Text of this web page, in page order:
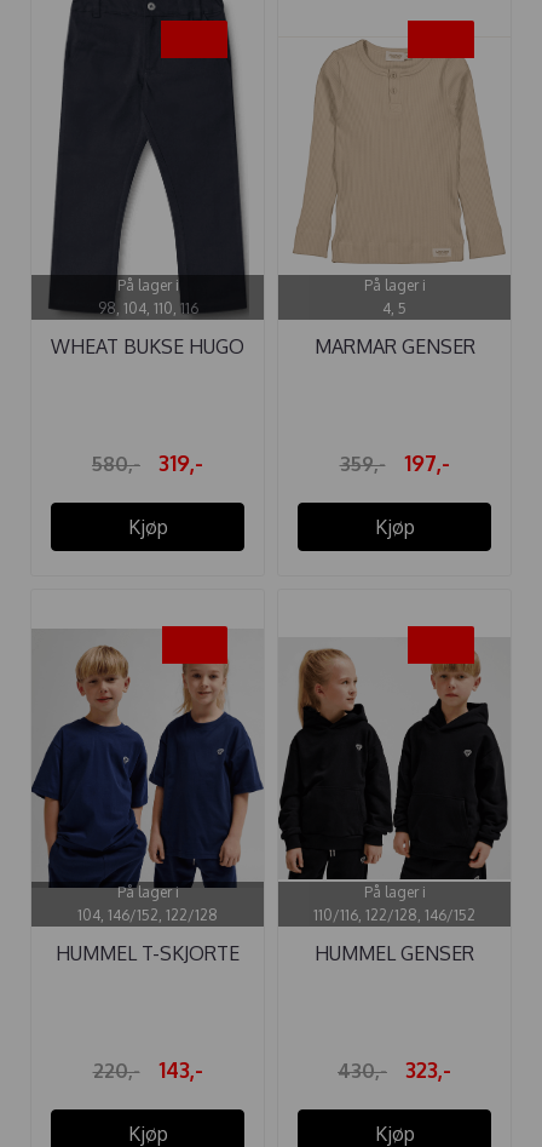
På lager i
98, 104, 110, 116
WHEAT BUKSE HUGO
580,- 319,-
Kjøp
På lager i
4, 5
MARMAR GENSER
359,- 197,-
Kjøp
På lager i
104, 146/152, 122/128
HUMMEL T-SKJORTE
220,- 143,-
Kjøp
På lager i
110/116, 122/128, 146/152
HUMMEL GENSER
430,- 323,-
Kjøp